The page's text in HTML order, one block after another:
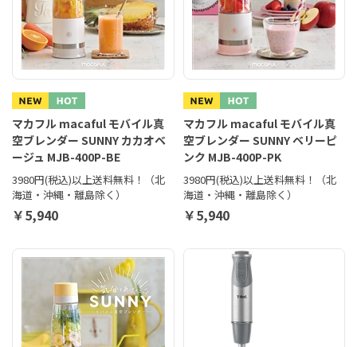
マカフル macaful モバイル真
空ブレンダー SUNNY カカオベ
ージュ MJB-400P-BE
3980円(税込)以上送料無料！（北
海道・沖縄・離島除く）
￥5,940
マカフル macaful モバイル真
空ブレンダー SUNNY ベリーピ
ンク MJB-400P-PK
3980円(税込)以上送料無料！（北
海道・沖縄・離島除く）
￥5,940